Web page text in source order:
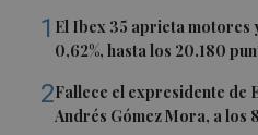
1 El Ibex 35 aprieta motores
0,62%, hasta los 20.180
2Fallece el expresidente de
Andrés Gómez Mora, a los